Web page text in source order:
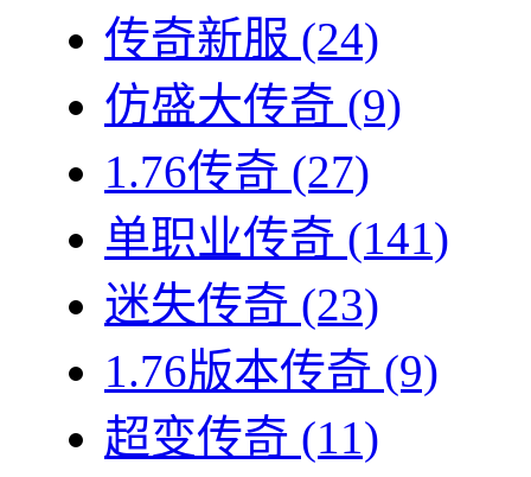
传奇新服 (24)
仿盛大传奇 (9)
1.76传奇 (27)
单职业传奇 (141)
迷失传奇 (23)
1.76版本传奇 (9)
超变传奇 (11)